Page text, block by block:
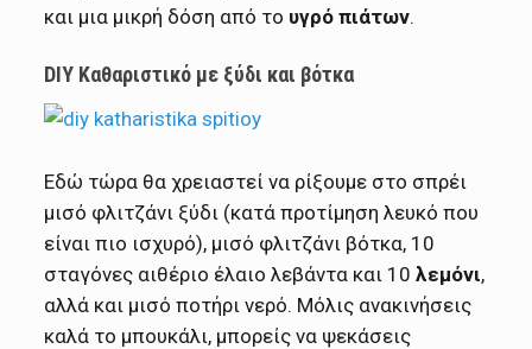
και μια μικρή δόση από το υγρό πιάτων.
DIY Καθαριστικό με ξύδι και βότκα
Εδώ τώρα θα χρειαστεί να ρίξουμε στο σπρέι
μισό φλιτζάνι ξύδι (κατά προτίμηση λευκό που
είναι πιο ισχυρό), μισό φλιτζάνι βότκα, 10
σταγόνες αιθέριο έλαιο λεβάντα και 10λεμόνι,
αλλά και μισό ποτήρι νερό. Μόλις ανακινήσεις
καλά το μπουκάλι, μπορείς να ψεκάσεις